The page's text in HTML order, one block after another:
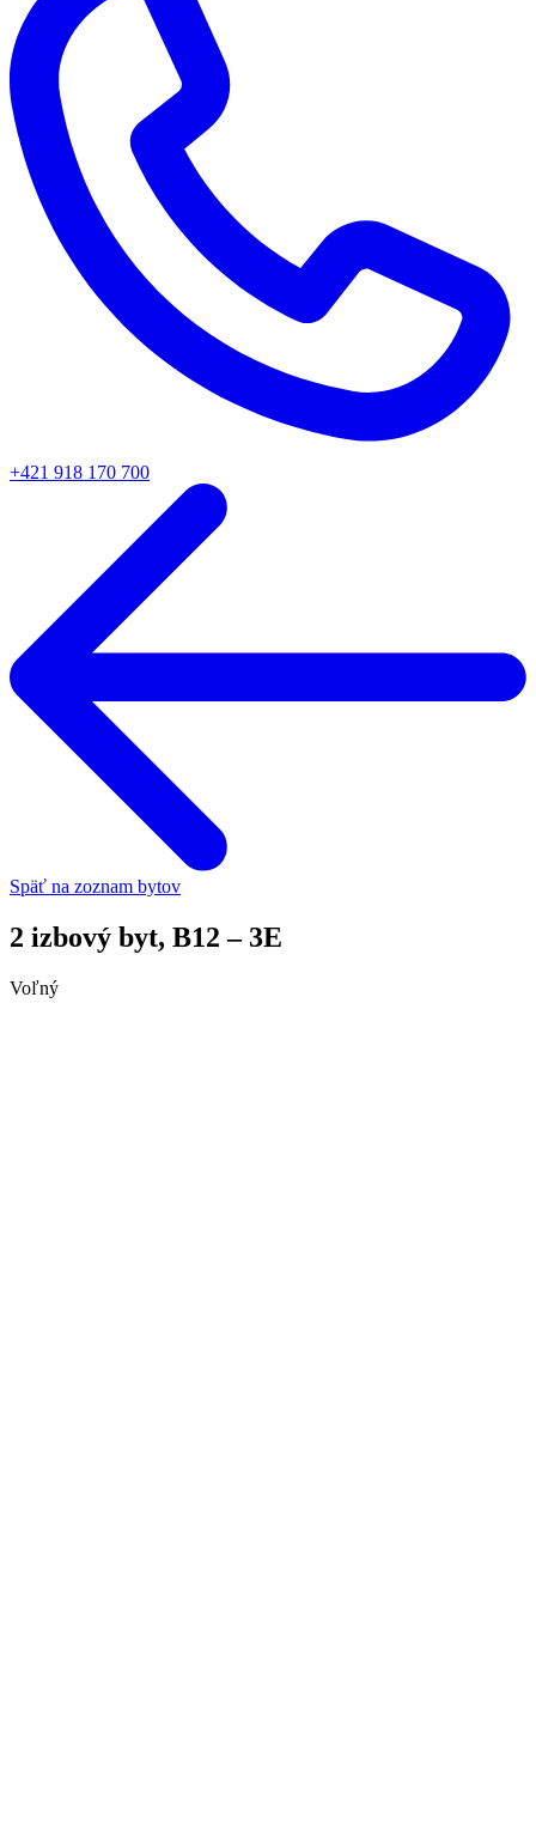
+421 918 170 700
Späť na zoznam bytov
2 izbový byt, B12 – 3E
Voľný